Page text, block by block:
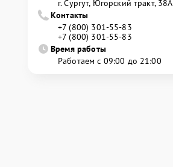
г. Сургут, Югорский тракт, 38А
Контакты
+7 (800) 301-55-83
+7 (800) 301-55-83
Время работы
Работаем с 09:00 до 21:00